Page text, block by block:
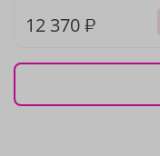
12 370 ₽